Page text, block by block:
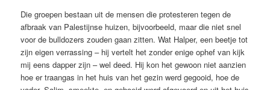
Die groepen bestaan uit de mensen die protesteren tegen de
afbraak van Palestijnse huizen, bijvoorbeeld, maar die niet snel
voor de bulldozers zouden gaan zitten. Wat Halper, een beetje tot
zijn eigen verrassing – hij vertelt het zonder enige ophef van kijk
mij eens dapper zijn – wel deed. Hij kon het gewoon niet aanzien
hoe er traangas in het huis van het gezin werd gegooid, hoe de